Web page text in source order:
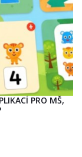
PRO MŠ,